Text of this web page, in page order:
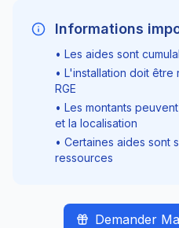
Informations
• Les aides sont
• L'installation doit être
RGE
• Les montants
et la localisation
• Certaines aides sont
ressources
Demander